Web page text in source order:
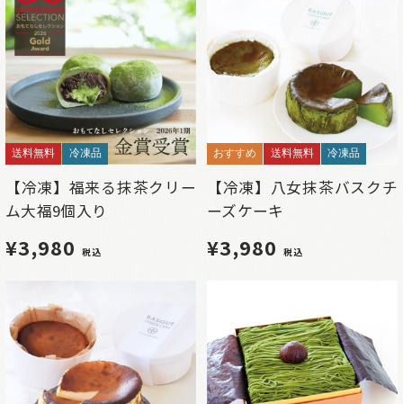
送料無料 冷凍品
【冷凍】福来る抹茶クリー
ム大福9個入り
¥3,980 税込
おすすめ 送料無料 冷凍品
【冷凍】八女抹茶バスクチ
ーズケーキ
¥3,980 税込